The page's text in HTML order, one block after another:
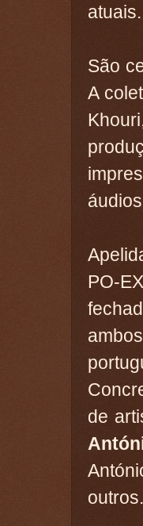
atuais.
São
A
PO-
de
outros.